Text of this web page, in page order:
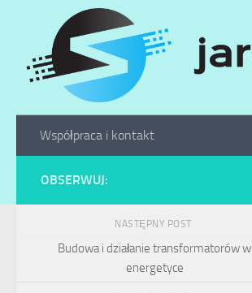
Skip to content
Współpraca i kontakt
OBSERWUJ:
NASTĘPNY POST
Budowa i działanie transformatorów w
energetyce